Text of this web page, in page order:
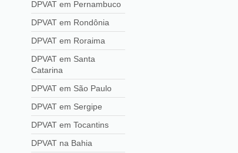
DPVAT em Pernambuco
DPVAT em Rondônia
DPVAT em Roraima
DPVAT em Santa
Catarina
DPVAT em São Paulo
DPVAT em Sergipe
DPVAT em Tocantins
DPVAT na Bahia